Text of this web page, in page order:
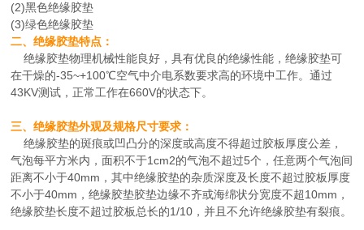
(2)黑色绝缘胶垫
(3)绿色绝缘胶垫
二、绝缘胶垫特点：
绝缘胶垫物理机械性能良好，具有优良的绝缘性能，绝缘胶垫可
在干燥的-35~+100℃空气中介电系数要求高的环境中工作。通过
43KV测试，正常工作在660V的状态下。
三、绝缘胶垫外观及规格尺寸要求：
绝缘胶垫的斑痕或凹凸分的深度或高度不得超过胶板厚度公差，
气泡每平方米内，面积不于1cm2的气泡不超过5个，任意两个气泡间
距离不小于40mm，其中绝缘胶垫的杂质深度及长度不超过胶板厚度
不小于40mm，绝缘胶垫胶垫边缘不齐或海绵状分宽度不超10mm，
绝缘胶垫长度不超过胶板总长的1/10，并且不允许绝缘胶垫有裂痕。